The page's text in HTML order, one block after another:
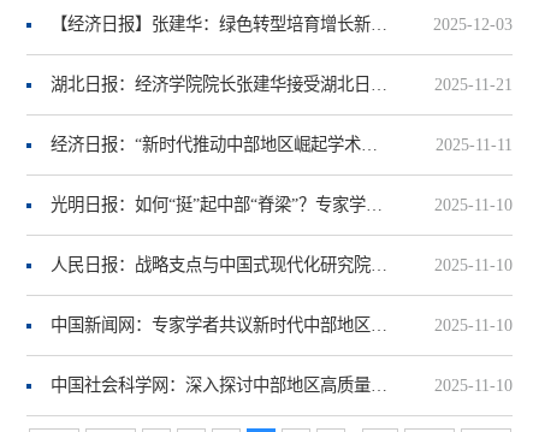
【经济日报】张建华：绿色转型培育增长新动能 2025-12-03
湖北日报：经济学院院长张建华接受湖北日报采访——将国家战略的势能转化为湖北发展的动能将国家战略的势能转化为湖北发展的动能 2025-11-21
经济日报：“新时代推动中部地区崛起学术论坛·2025”在华中科技大学举行 2025-11-11
光明日报：如何“挺”起中部“脊梁”？专家学者这样说 2025-11-10
人民日报：战略支点与中国式现代化研究院在武汉成立 2025-11-10
中国新闻网：专家学者共议新时代中部地区崛起新路径 2025-11-10
中国社会科学网：深入探讨中部地区高质量发展的路径与动力 2025-11-10